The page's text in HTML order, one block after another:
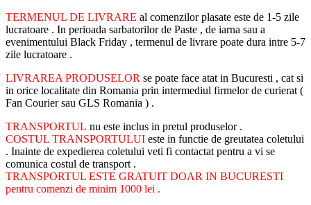
TERMENUL DE LIVRARE al comenzilor plasate este de 1-5 zile
lucratoare . In perioada sarbatorilor de Paste , de iarna sau a
evenimentului Black Friday , termenul de livrare poate dura intre 5-7
zile lucratoare .
LIVRAREA PRODUSELOR se poate face atat in Bucuresti , cat si
in orice localitate din Romania prin intermediul firmelor de curierat (
Fan Courier sau GLS Romania ) .
TRANSPORTUL nu este inclus in pretul produselor .
COSTUL TRANSPORTULUI este in functie de greutatea coletului
. Inainte de expedierea coletului veti fi contactat pentru a vi se
comunica costul de transport .
TRANSPORTUL ESTE GRATUIT DOAR IN BUCURESTI
pentru comenzi de minim 1000 lei .